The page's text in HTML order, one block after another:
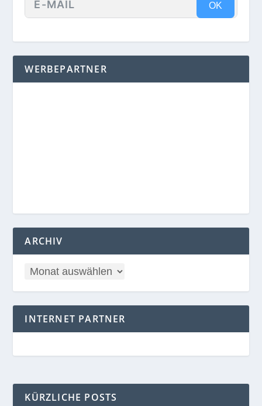
OK
WERBEPARTNER
ARCHIV
INTERNET PARTNER
KÜRZLICHE POSTS